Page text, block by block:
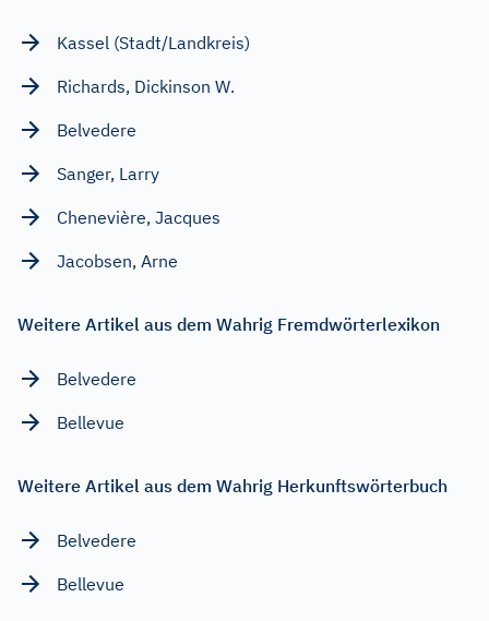
Kassel (Stadt/Landkreis)
Richards, Dickinson W.
Belvedere
Sanger, Larry
Chenevière, Jacques
Jacobsen, Arne
Weitere Artikel aus dem Wahrig Fremdwörterlexikon
Belvedere
Bellevue
Weitere Artikel aus dem Wahrig Herkunftswörterbuch
Belvedere
Bellevue